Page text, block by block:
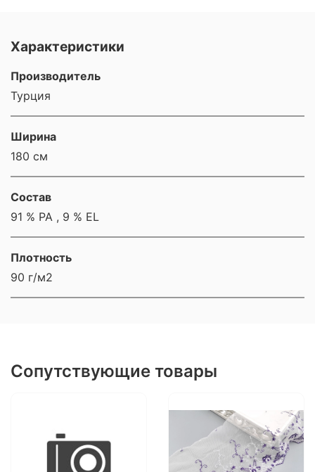
Характеристики
Производитель
Турция
Ширина
180 см
Состав
91 % PA , 9 % EL
Плотность
90 г/м2
Сопутствующие товары